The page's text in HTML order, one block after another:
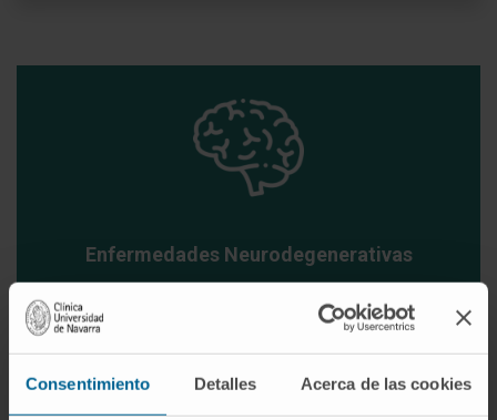
Consentimiento Detalles Acerca de las cookies
Enfermedades Neurodegenerativas
El conocimiento del cerebro supone un desafío
para la medicina en el siglo XXI. En el Cima
tratamiento del párkinson y el alzhéimer.